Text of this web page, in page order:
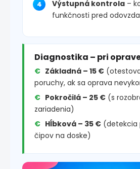
Výstupná kontrola –
funkčnosti pred
Diagnostika – pri
Základná – 15 €
poruchy, ak sa oprava
Pokročilá – 25 € (s
zariadenia)
Hĺbková – 35 € (detekcia
čipov na doske)